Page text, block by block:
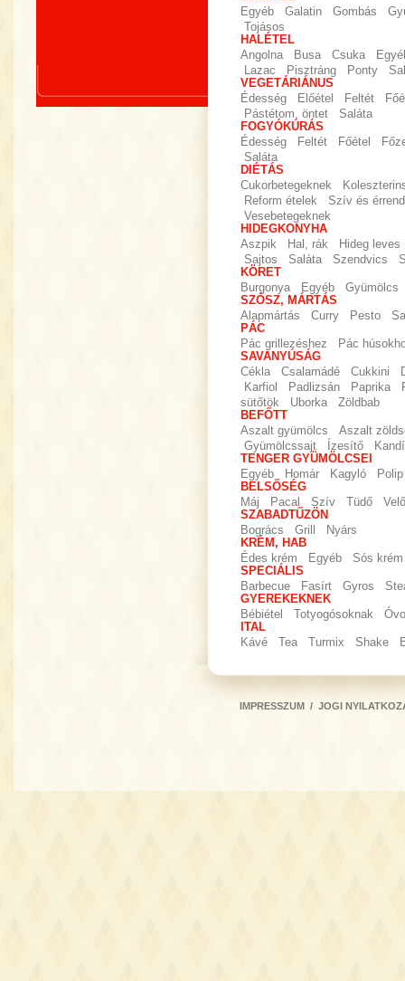
Egyéb
Galatin Gombás
Tojásos
HALÉTEL
Angolna
Busa Csuka
Lazac
Pisztráng Ponty
VEGETÁRIÁNUS
Édesség
Előétel Feltét
Pástétom, öntet
Saláta
FOGYÓKÚRÁS
Édesség
Feltét Főétel
Saláta
DIÉTÁS
Cukorbetegeknek
Reform ételek
Szív és
Vesebetegeknek
HIDEGKONYHA
Aszpik
Hal, rák
Hideg leves
Sajtos
Saláta Szendvics
KÖRET
Burgonya
Egyéb
Gyümölcs
SZÓSZ, MÁRTÁS
Alapmártás
Curry Pesto
PÁC
Pác grillezéshez
Pác
SAVANYÚSÁG
Cékla
Csalamádé Cukkini
Karfiol
Padlizsán Paprika
sütőtök
Uborka
Zöldbab
BEFŐTT
Aszalt gyümölcs
Aszalt
Gyümölcssajt
Ízesítő
TENGER GYÜMÖLCSEI
Egyéb
Homár Kagyló
Polip
BELSŐSÉG
Máj
Pacal Szív Tüdő
Velő
SZABADTŰZÖN
Bogrács
Grill
Nyárs
KRÉM, HAB
Édes krém
Egyéb
Sós krém
SPECIÁLIS
Barbecue
Fasírt Gyros
GYEREKEKNEK
Bébiétel
Totyogósoknak
ITAL
Kávé
Tea Turmix Shake
IMPRESSZUM / JOGI